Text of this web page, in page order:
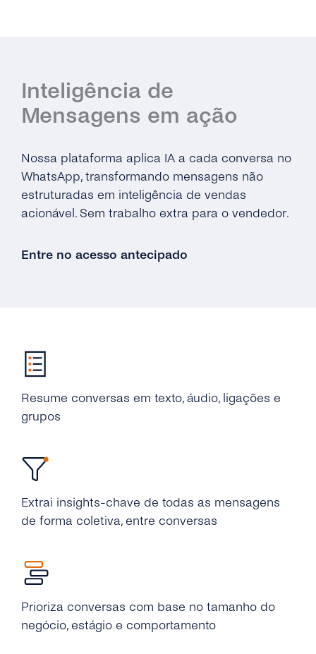
Inteligência de
Mensagens em ação
Nossa plataforma aplica IA a cada conversa no
WhatsApp, transformando mensagens não
estruturadas em inteligência de vendas
acionável. Sem trabalho extra para o vendedor.
Entre no acesso antecipado
Resume conversas em texto, áudio, ligações e
grupos
Extrai insights-chave de todas as mensagens
de forma coletiva, entre conversas
Prioriza conversas com base no tamanho do
negócio, estágio e comportamento